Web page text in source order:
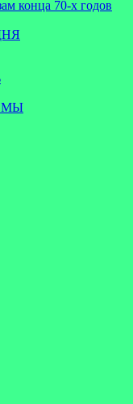
конца 70-х годов